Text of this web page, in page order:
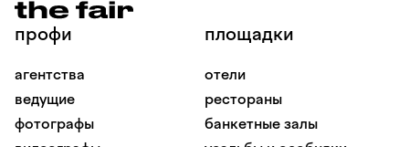
профи
агентства
ведущие
фотографы
площадки
отели
рестораны
банкетные залы